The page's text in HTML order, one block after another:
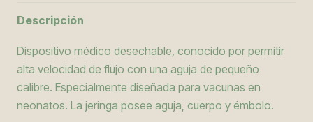
Descripción
Dispositivo médico desechable, conocido por permitir
alta velocidad de flujo con una aguja de pequeño
calibre. Especialmente diseñada para vacunas en
neonatos. La jeringa posee aguja, cuerpo y émbolo.